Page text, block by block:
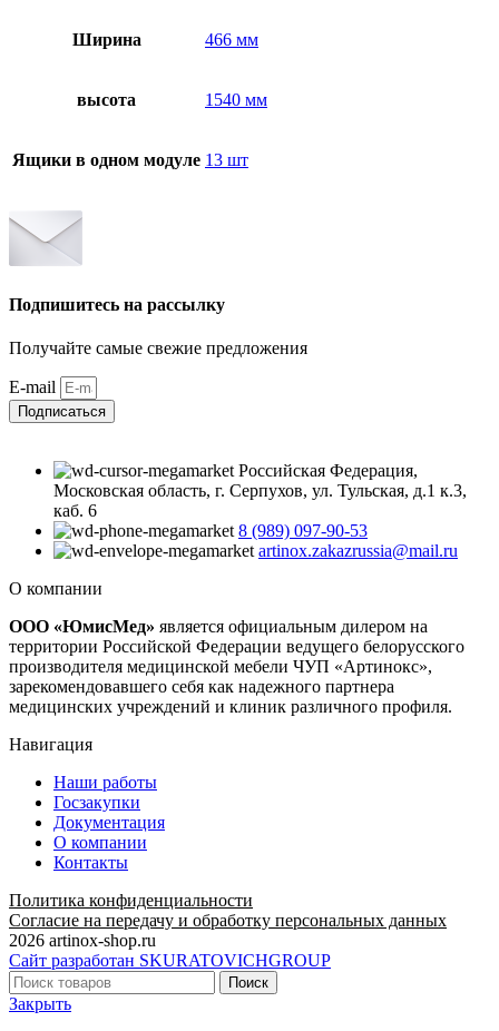
Ширина 466 мм
высота 1540 мм
Ящики в одном модуле 13 шт
Подпишитесь на рассылку
Получайте самые свежие предложения
E-mail
Подписаться
Российская Федерация,
Московская область, г. Серпухов, ул. Тульская, д.1 к.3,
каб. 6
8 (989) 097-90-53
artinox.zakazrussia@mail.ru
О компании
ООО «ЮмисМед» является официальным дилером на
территории Российской Федерации ведущего белорусского
производителя медицинской мебели ЧУП «Артинокс»,
зарекомендовавшего себя как надежного партнера
медицинских учреждений и клиник различного профиля.
Навигация
Наши работы
Госзакупки
Документация
О компании
Контакты
Политика конфиденциальности
Согласие на передачу и обработку персональных данных
2026 artinox-shop.ru
Сайт разработан SKURATOVICHGROUP
Поиск
Закрыть